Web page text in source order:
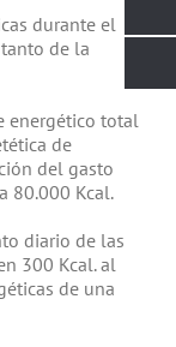
durante el
de la
energético total
de
del gasto
80.000 Kcal.
diario de las
300 Kcal. al
de una